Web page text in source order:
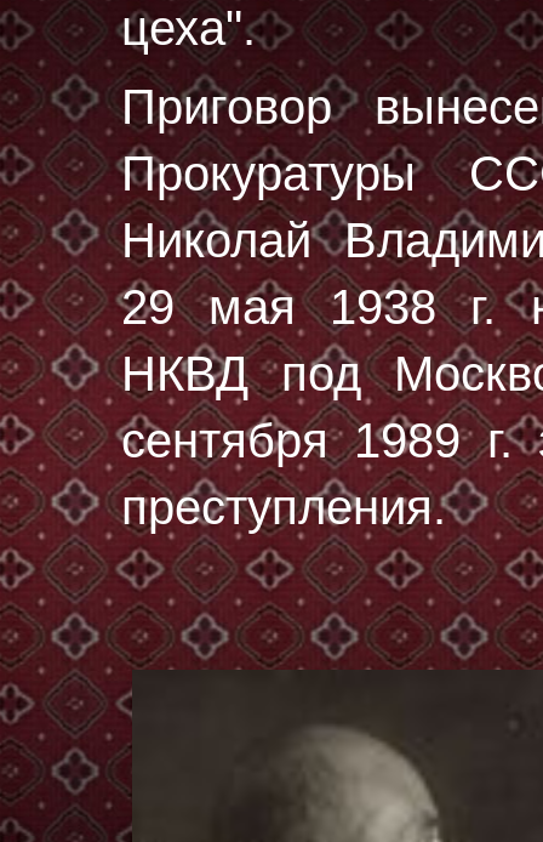
цеха".
Приговор
Прокуратуры
Николай
29 мая 1938 г.
НКВД под
сентября 1989 г.
преступления.